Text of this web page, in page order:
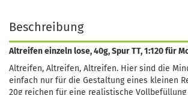
Beschreibung
Altreifen einzeln lose, 40g, Spur TT, 1:120 für
Altreifen, Altreifen, Altreifen. Hier sind die
einfach nur für die Gestaltung eines kleinen
20g reichen für eine realistische